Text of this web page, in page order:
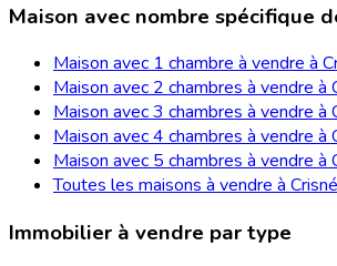
Maison avec nombre spécifique
Maison avec 1 chambre à vendre à
Maison avec 2 chambres à vendre à
Maison avec 3 chambres à vendre à
Maison avec 4 chambres à vendre à
Maison avec 5 chambres à vendre à
Toutes les maisons à vendre à
Immobilier à vendre par type